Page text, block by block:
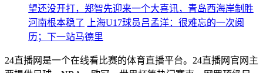
望还没开打，郑智先迎来一个大喜讯，青岛西海岸制胜
河南根本稳了
上海U17球员吕孟洋：很难忘的一次阅
历；下一站马德里
24直播网是一个在线看比赛的体育直播平台。24直播网官网主